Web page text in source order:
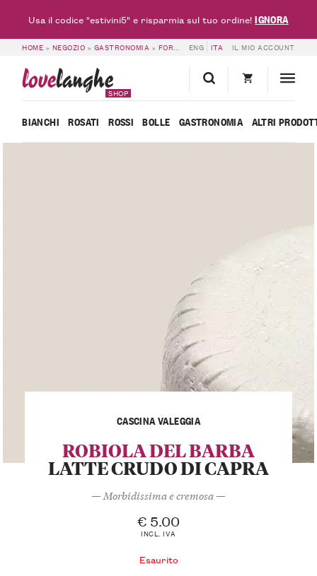
HOME » NEGOZIO » GASTRONOMIA » FORMAGGI » ROBIOLA DEL BARBA –
ENG ITA IL MIO ACCOUNT
lovelanghe
SHOP
BIANCHI ROSATI ROSSI BOLLE GASTRONOMIA ALTRI
CASCINA VALEGGIA
ROBIOLA DEL BARBA
LATTE CRUDO DI CAPRA
— Morbidissima e cremosa —
€ 5.00
INCL. IVA
Esaurito
Usa il codice "estivini5" e risparmia sul tuo ordine!IGNORA